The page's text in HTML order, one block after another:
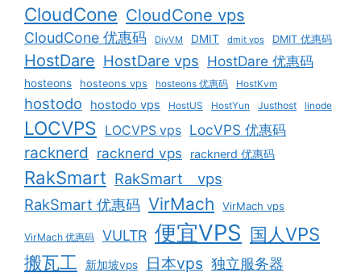
CloudCone CloudCone vps
CloudCone 优惠码 DiyVM DMIT dmit vps DMIT 优惠码
HostDare HostDare vps HostDare 优惠码
hosteons hosteons vps hosteons 优惠码 HostKvm
hostodo hostodo vps HostUS HostYun Justhost linode
LOCVPS LOCVPS vps LocVPS 优惠码
racknerd racknerd vps racknerd 优惠码
RakSmart RakSmart vps
RakSmart 优惠码 VirMach VirMach vps
VirMach 优惠码 VULTR 便宜VPS 国人VPS
搬瓦工
新加坡vps 日本vps 独立服务器